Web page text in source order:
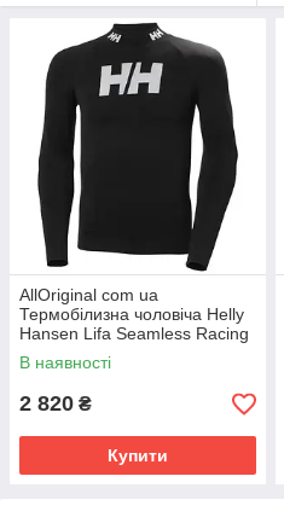
AllOriginal com ua
Термобілизна чоловіча Helly
Hansen Lifa Seamless Racing
(49341-990) РОЗМІРИ
ЗАПИТУЙТЕ
В наявності
2 820 ₴
Купити